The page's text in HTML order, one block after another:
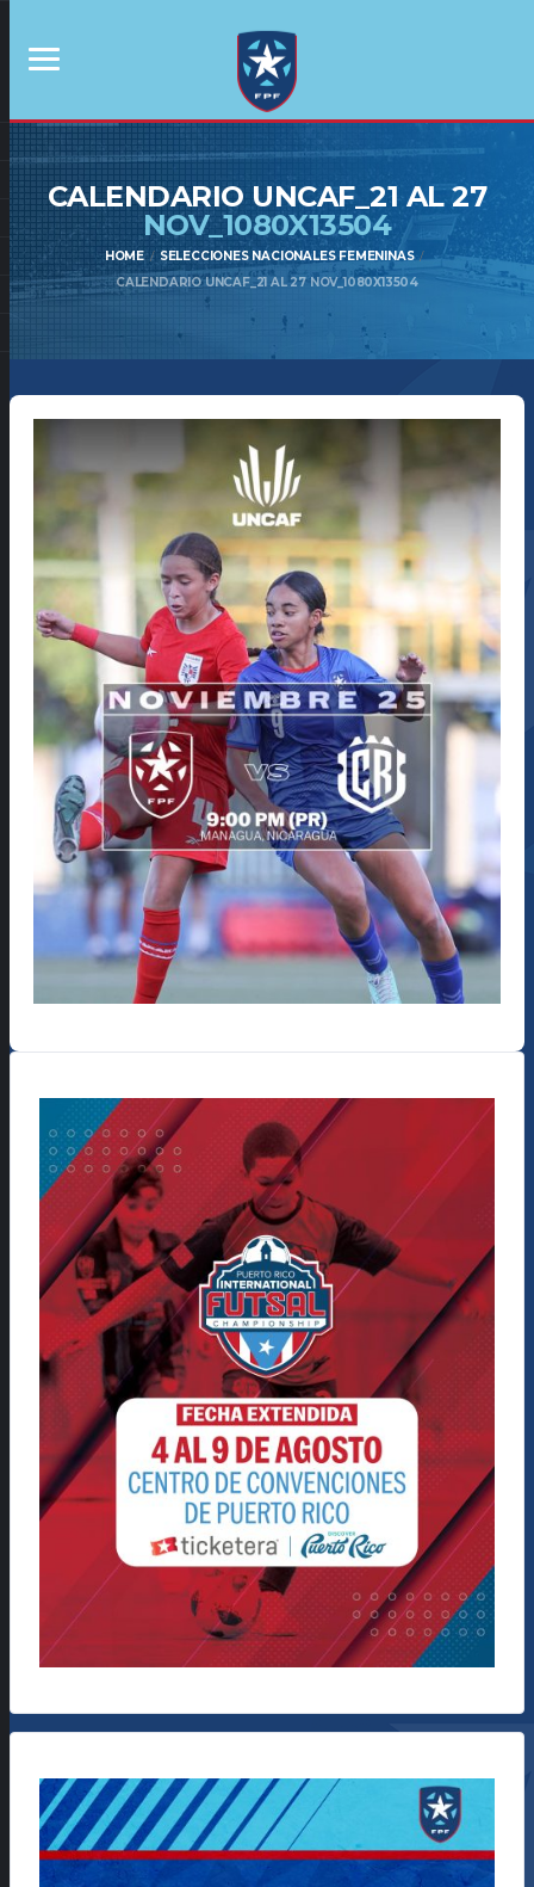
CALENDARIO UNCAF_21 AL 27
NOV_1080X13504
HOME
SELECCIONES NACIONALES FEMENINAS
CALENDARIO UNCAF_21 AL 27 NOV_1080X13504